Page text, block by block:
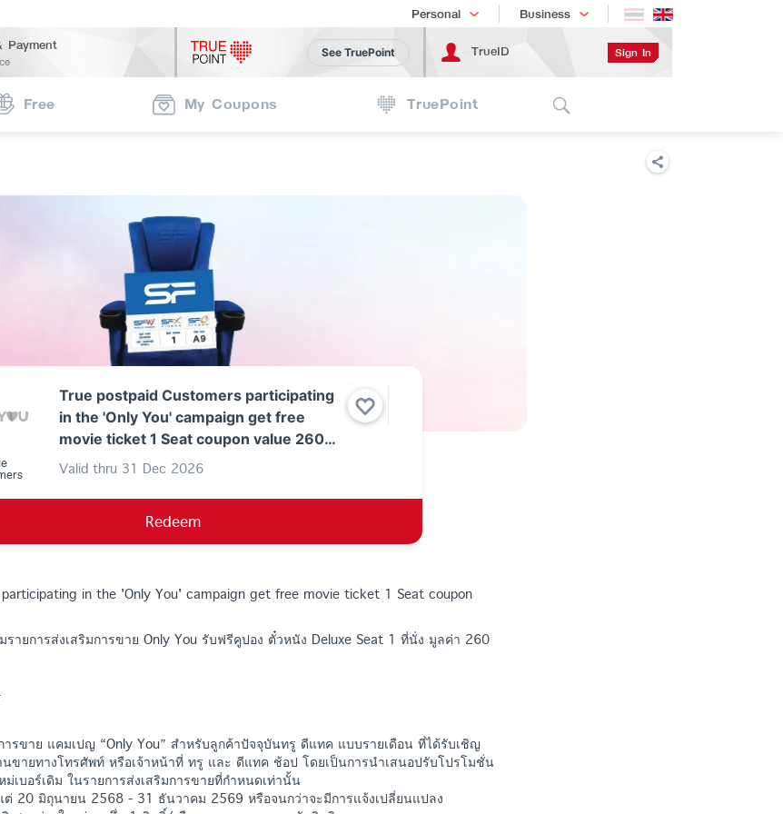
Personal
Shopping Business
เทรนด์เทคโนโลยี
Payment
See TruePoint TrueID Sign In
Free My Coupons TruePoint
True postpaid Customers participating
in the 'Only You' campaign get free
movie ticket 1 Seat coupon value 260
THB
Valid thru 31 Dec 2026
Redeem
in the 'Only You' campaign get free movie ticket 1 Seat coupon
ายการส่งเสริมการขาย Only You รับฟรีคูปอง ตั๋วหนัง Deluxe Seat 1 ที่นั่ง มูลค่า 260
ารขาย แคมเปญ “Only You” สำหรับลูกค้าปัจจุบันทรู ดีแทค แบบรายเดือน ที่ได้รับเชิญ
ขายทางโทรศัพท์ หรือเจ้าหน้าที่ ทรู และ ดีแทค ช้อป โดยเป็นการนำเสนอปรับโปรโมชั่น
เบอร์เดิม ในรายการส่งเสริมการขายที่กำหนดเท่านั้น
ต่ 20 มิถุนายน 2568 - 31 ธันวาคม 2569 หรือจนกว่าจะมีการแจ้งเปลี่ยนแปลง